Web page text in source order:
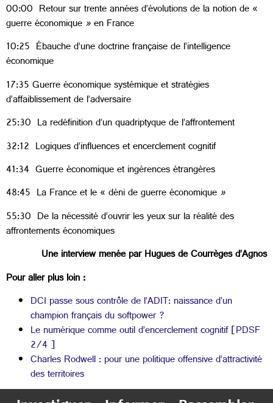
00:00 Retour sur trente années d’évolutions de la notion de «
guerre économique»en France
10:25 Ébauche d’une doctrine française de l’intelligence
économique
17:35 Guerre économique systémique et stratégies
d’affaiblissement de l’adversaire
25:30 La redéfinition d’un quadriptyque de l’affrontement
32:12 Logiques d’influences et encerclement cognitif
41:34 Guerre économique et ingérences étrangères
48:45 La France et le « déni de guerre économique»
55:30 De la nécessité d’ouvrir les yeux sur la réalité des
affrontements économiques
Une interview menée par Hugues de Courrèges d’Agnos
Pour aller plus loin :
DCI passe sous contrôle de l’ADIT: naissance d’un
champion français du softpower ?
Le numérique comme outil d’encerclement cognitif [PDSF
2/4 ]
Charles Rodwell : pour une politique offensive d’attractivité
des territoires